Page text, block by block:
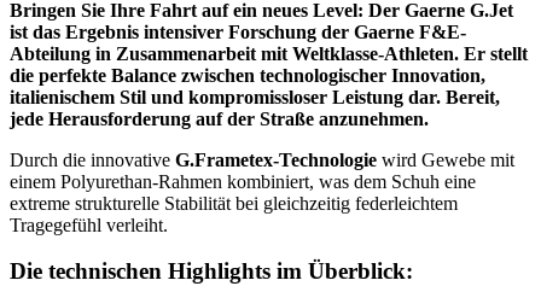
Bringen Sie Ihre Fahrt auf ein neues Level: Der Gaerne G.Jet
ist das Ergebnis intensiver Forschung der Gaerne F&E-
Abteilung in Zusammenarbeit mit Weltklasse-Athleten. Er stellt
die perfekte Balance zwischen technologischer Innovation,
italienischem Stil und kompromissloser Leistung dar. Bereit,
jede Herausforderung auf der Straße anzunehmen.
Durch die innovative G.Frametex-Technologie wird Gewebe mit
einem Polyurethan-Rahmen kombiniert, was dem Schuh eine
extreme strukturelle Stabilität bei gleichzeitig federleichtem
Tragegefühl verleiht.
Die technischen Highlights im Überblick: